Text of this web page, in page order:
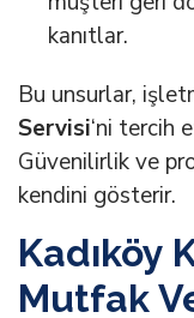
kanıtlar.
Bu unsurlar,
Servisi‘ni tercih
Güvenilirlik ve
kendini gösterir.
Kadıköy
Mutfak